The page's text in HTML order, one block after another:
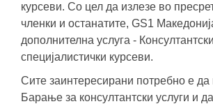
курсеви. Со цел да излезе во
членки и останатите, GS1
дополнителна услуга -
специјалистички курсеви.
Сите заинтересирани потребно е да
Барање за консултантски услуги и